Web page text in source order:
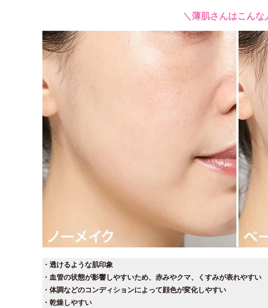
＼薄肌さんはこんな
・透けるような肌印象
・血管の状態が影響しやすいため、赤みやクマ、くすみが表れやすい
・体調などのコンディションによって顔色が変化しやすい
・乾燥しやすい